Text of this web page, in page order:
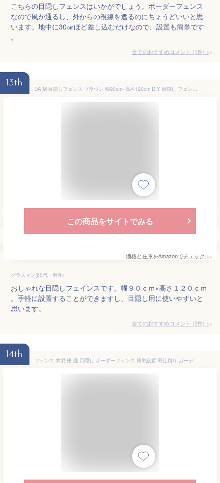
こちらの目隠しフェンスはいかがでしょう。ボーダーフェンス
なので風が通るし、外からの視線を遮るのにちょうどいいと思
います。地中に30㎝ほど差し込むだけなので、設置も簡単です
。
全てのおすすめコメント (1件) >
13th
DAIM 目隠しフェンス ブラウン 幅90cm×高さ120cm DIY 目隠し フェンス 屋外 ガーデン 花壇 ガーデニング 柵 庭 ルーバー エクステリア 第一ビニール
この商品をサイトでみる
価格と在庫をAmazonでチェック >>
グラスマン(60代・男性)
おしゃれな目隠しフェインスです。幅９０ｃｍ×高さ１２０ｃｍ
。手軽に設置することができますし、目隠し用に使いやすいと
思います。
全てのおすすめコメント (2件) >
14th
フェンス 木製 柵 庭 目隠し ボーダーフェンス 簡単設置 間仕切り ガーデニング 天然木 ウッド ピケスティック アンティーク おしゃれ かわいい 屋外 仕切り 通路 ガーデン ウッドスティックフェンス